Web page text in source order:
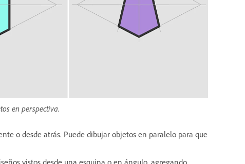
en perspectiva.
o desde atrás. Puede dibujar objetos en paralelo para que